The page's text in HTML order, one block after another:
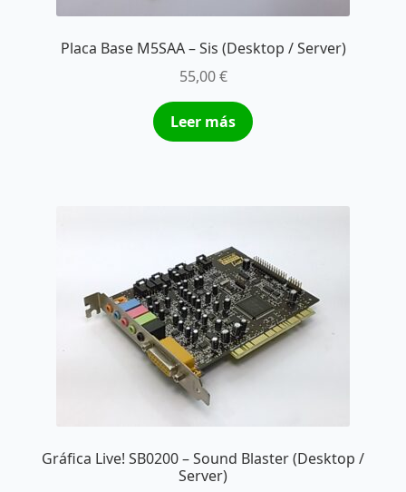
Placa Base M5SAA – Sis (Desktop / Server)
55,00€
Leer más
Gráfica Live! SB0200 – Sound Blaster (Desktop /
Server)